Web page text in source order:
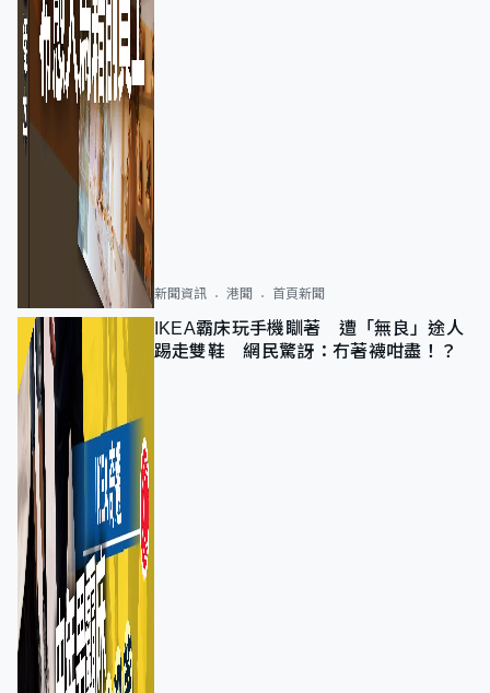
新聞資訊 港聞 首頁新聞
IKEA霸床玩手機瞓著 遭「無良」途人
踢走雙鞋 網民驚訝：冇著襪咁盡！？